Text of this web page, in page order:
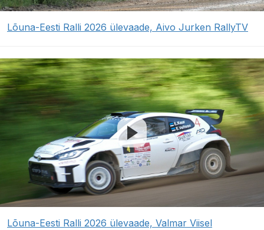
Lõuna-Eesti Ralli 2026 ülevaade, Aivo Jurken RallyTV
Lõuna-Eesti Ralli 2026 ülevaade, Valmar Viisel